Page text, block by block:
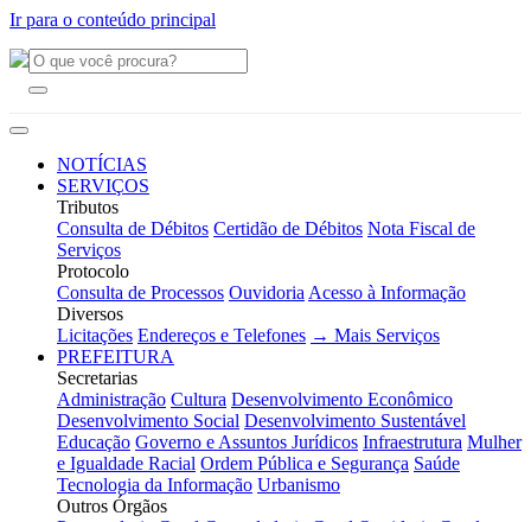
Ir para o conteúdo principal
NOTÍCIAS
SERVIÇOS
Tributos
Consulta de Débitos Certidão de Débitos Nota Fiscal de
Serviços
Protocolo
Consulta de Processos Ouvidoria Acesso à Informação
Diversos
Licitações Endereços e Telefones → Mais Serviços
PREFEITURA
Secretarias
Administração Cultura Desenvolvimento Econômico
Desenvolvimento Social Desenvolvimento Sustentável
Educação Governo e Assuntos Jurídicos Infraestrutura Mulher
e Igualdade Racial Ordem Pública e Segurança Saúde
Tecnologia da Informação Urbanismo
Outros Órgãos